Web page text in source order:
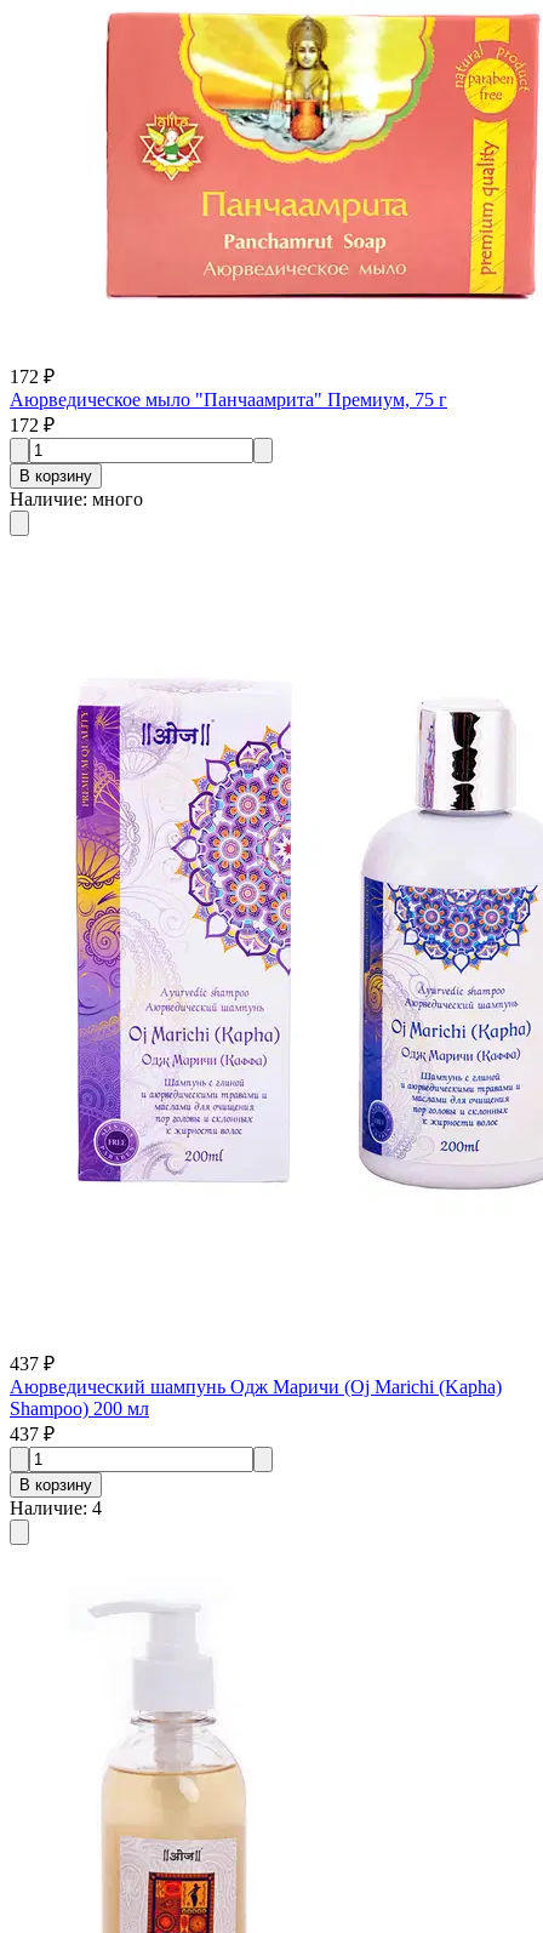
172 ₽
Аюрведическое мыло "Панчаамрита" Премиум, 75 г
172 ₽
В корзину
Наличие: много
437 ₽
Аюрведический шампунь Одж Маричи (Oj Marichi (Kapha)
Shampoo) 200 мл
437 ₽
В корзину
Наличие: 4